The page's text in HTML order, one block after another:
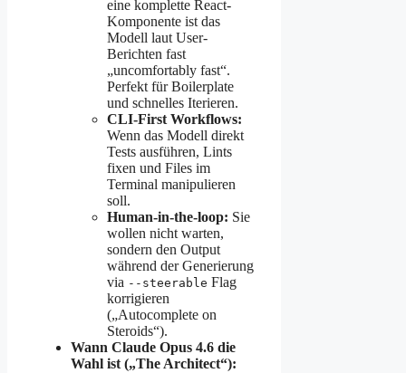
eine komplette React-
Komponente ist das
Modell laut User-
Berichten fast
„uncomfortably fast“.
Perfekt für Boilerplate
und schnelles Iterieren.
CLI-First Workflows:
Wenn das Modell direkt
Tests ausführen, Lints
fixen und Files im
Terminal manipulieren
soll.
Human-in-the-loop: Sie
wollen nicht warten,
sondern den Output
während der Generierung
via --steerable Flag
korrigieren
(„Autocomplete on
Steroids“).
Wann Claude Opus 4.6 die
Wahl ist („The Architect“):